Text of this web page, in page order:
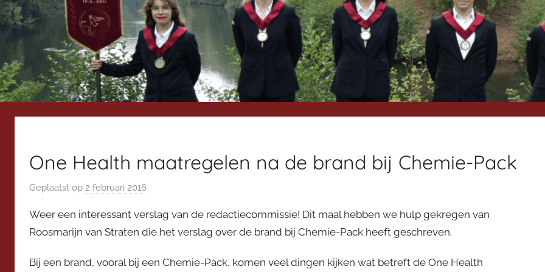
One Health maatregelen na de brand bij Chemie-Pack
Geplaatst op 2 februari 2016
o
r
i
Weer een interessant verslag van de redactiecommissie! Dit maal hebben we hulp gekregen van
Roosmarijn van Straten die het verslag over de brand bij Chemie-Pack heeft geschreven.
Bij een brand, vooral bij een Chemie-Pack, komen veel dingen kijken wat betreft de One Health